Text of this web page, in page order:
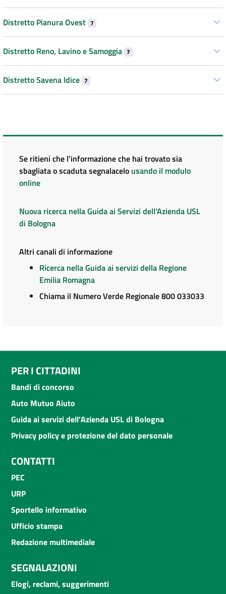
Distretto Pianura Ovest 7
Distretto Reno, Lavino e Samoggia 7
Distretto Savena Idice 7
Se ritieni che l'informazione che hai trovato sia
sbagliata o scaduta segnalacelo usando il modulo
online
Nuova ricerca nella Guida ai Servizi dell'Azienda USL
di Bologna
Altri canali di informazione
Ricerca nella Guida ai servizi della Regione
Emilia Romagna
Chiama il Numero Verde Regionale 800 033033
PER I CITTADINI
Bandi di concorso
Auto Mutuo Aiuto
Guida ai servizi dell'Azienda USL di Bologna
Privacy policy e protezione del dato personale
CONTATTI
PEC
URP
Sportello informativo
Ufficio stampa
Redazione multimediale
SEGNALAZIONI
Elogi, reclami, suggerimenti